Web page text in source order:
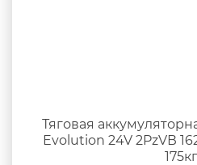
Тяговая
Evolution 24V 2PzVВ
175кг